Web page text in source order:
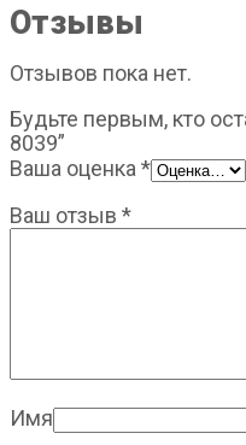
Отзывы
Отзывов пока нет.
Будьте первым, кто
8039”
Ваша оценка*
Ваш отзыв *
Имя